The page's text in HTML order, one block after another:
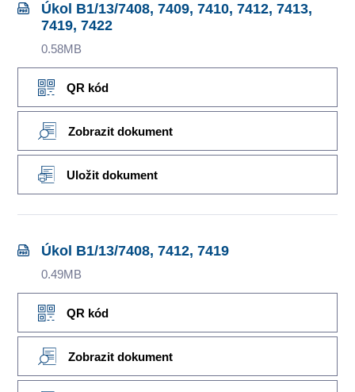
Úkol B1/13/7408, 7409, 7410, 7412, 7413,
7419, 7422
0.58MB
QR kód
Zobrazit dokument
Uložit dokument
Úkol B1/13/7408, 7412, 7419
0.49MB
QR kód
Zobrazit dokument